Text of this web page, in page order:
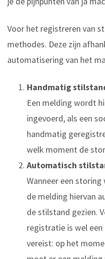
Voor het registreren van
methodes. Deze zijn
automatisering van het
Handmatig
Een melding wordt
ingevoerd, als een
handmatig
welk moment de
Automatisch
Wanneer een
de melding hiervan
de stilstand gezien.
registratie is wel
vereist: op het